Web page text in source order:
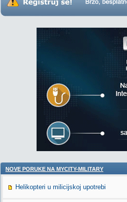
NOVE PORUKE NA MYCITY-MILITARY
Helikopteri u milicijskoj upotrebi